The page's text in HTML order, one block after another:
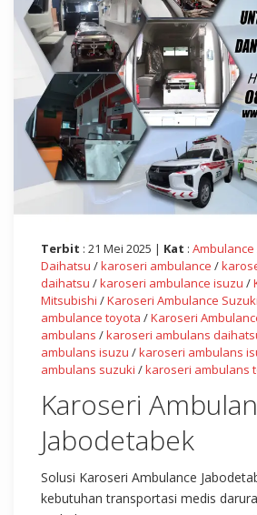
Terbit : 21 Mei 2025 | Kat : Ambulance
Daihatsu /karoseri ambulance /
daihatsu /karoseri ambulance isuzu /
Mitsubishi /Karoseri Ambulance Suzuki
ambulance toyota /Karoseri
ambulans /karoseri ambulans
ambulans isuzu /karoseri ambulans
ambulans suzuki /karoseri ambulans
Karoseri
Jabodetabek
Solusi Karoseri Ambulance
kebutuhan transportasi medis